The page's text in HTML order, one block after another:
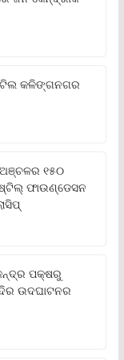
ଷ୍ଟିଲ କଳିଙ୍ଗନଗର
୧୫୦
ଷ୍ଟିଲ୍ ଫାଉଣ୍ଡେସନ
ପକ୍ଷରୁ
ଉଦଘାଟନର